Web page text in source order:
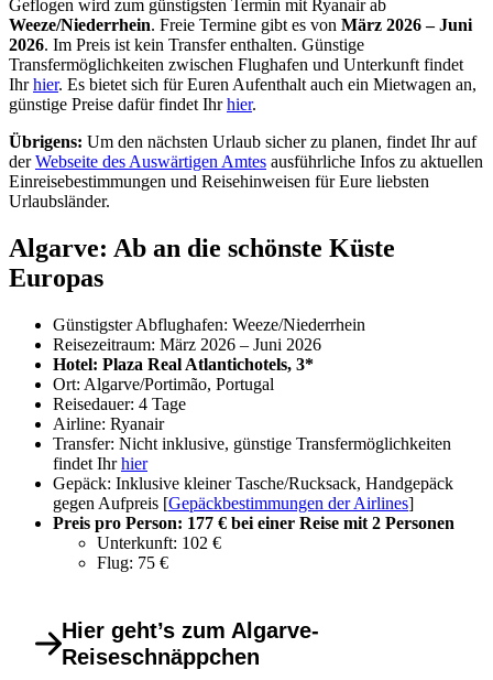
Geflogen wird zum günstigsten Termin mit Ryanair ab
Weeze/Niederrhein. Freie Termine gibt es von März 2026 – Juni
2026. Im Preis ist kein Transfer enthalten. Günstige
Transfermöglichkeiten zwischen Flughafen und Unterkunft findet
Ihrhier. Es bietet sich für Euren Aufenthalt auch ein Mietwagen an,
günstige Preise dafür findet Ihrhier.
Übrigens: Um den nächsten Urlaub sicher zu planen, findet Ihr auf
derWebseite des Auswärtigen Amtes ausführliche Infos zu aktuellen
Einreisebestimmungen und Reisehinweisen für Eure liebsten
Urlaubsländer.
Algarve: Ab an die schönste Küste
Europas
Günstigster Abflughafen: Weeze/Niederrhein
Reisezeitraum: März 2026 – Juni 2026
Hotel: Plaza Real Atlantichotels, 3*
Ort: Algarve/Portimão, Portugal
Reisedauer: 4 Tage
Airline: Ryanair
Transfer: Nicht inklusive, günstige Transfermöglichkeiten
findet Ihrhier
Gepäck: Inklusive kleiner Tasche/Rucksack, Handgepäck
gegen Aufpreis [Gepäckbestimmungen der Airlines]
Preis pro Person: 177 € bei einer Reise mit 2 Personen
Unterkunft: 102 €
Flug: 75 €
Hier geht’s zum Algarve-
Reiseschnäppchen